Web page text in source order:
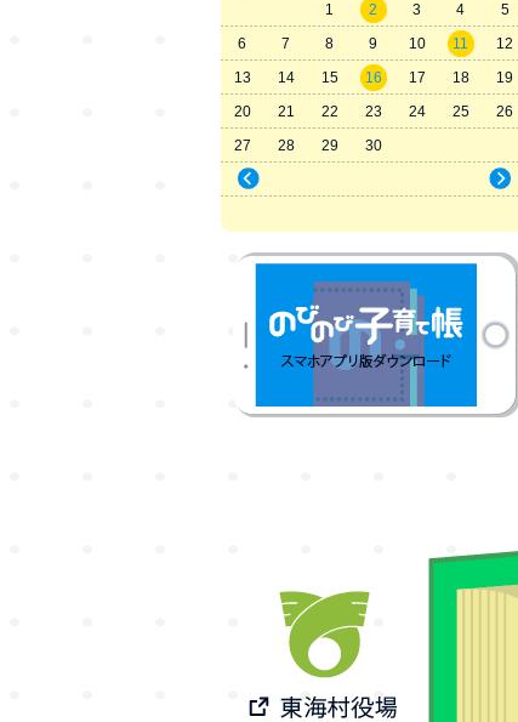
1 2 3 4
5
6
7 8 9 10 11
12
13
14 15 16 17 18
19
20
21 22 23 24 25
26
27
28 29 30